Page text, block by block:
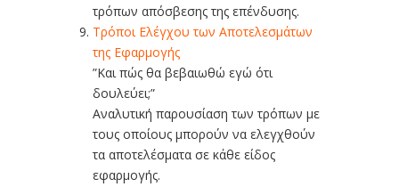
τρόπων απόσβεσης της επένδυσης.
Τρόποι Ελέγχου των Αποτελεσµάτων
της Εφαρµογής
”Και πώς θα βεβαιωθώ εγώ ότι
δουλεύει;”
Αναλυτική παρουσίαση των τρόπων με
τους οποίους μπορούν να ελεγχθούν
τα αποτελέσματα σε κάθε είδος
εφαρμογής.